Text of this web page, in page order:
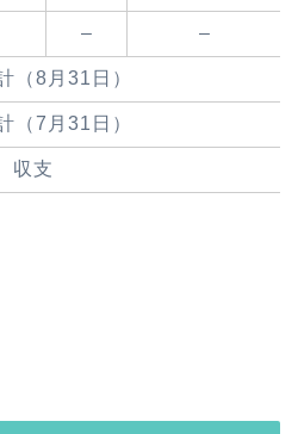
– –
（8月31日）
（7月31日）
収支